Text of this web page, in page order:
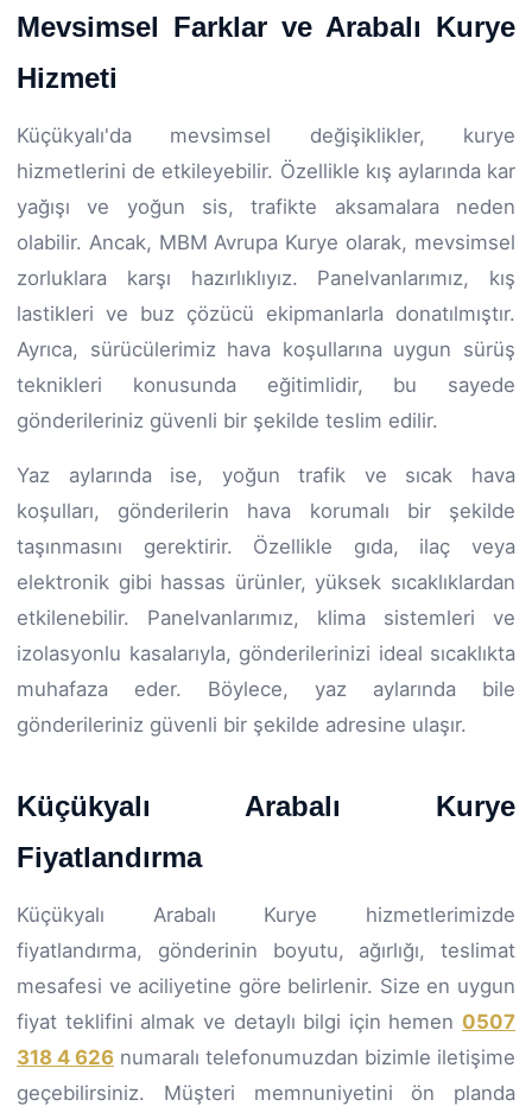
Mevsimsel Farklar ve Arabalı Kurye
Hizmeti
Küçükyalı'da mevsimsel değişiklikler, kurye
hizmetlerini de etkileyebilir. Özellikle kış aylarında kar
yağışı ve yoğun sis, trafikte aksamalara neden
olabilir. Ancak, MBM Avrupa Kurye olarak, mevsimsel
zorluklara karşı hazırlıklıyız. Panelvanlarımız, kış
lastikleri ve buz çözücü ekipmanlarla donatılmıştır.
Ayrıca, sürücülerimiz hava koşullarına uygun sürüş
teknikleri konusunda eğitimlidir, bu sayede
gönderileriniz güvenli bir şekilde teslim edilir.
Yaz aylarında ise, yoğun trafik ve sıcak hava
koşulları, gönderilerin hava korumalı bir şekilde
taşınmasını gerektirir. Özellikle gıda, ilaç veya
elektronik gibi hassas ürünler, yüksek sıcaklıklardan
etkilenebilir. Panelvanlarımız, klima sistemleri ve
izolasyonlu kasalarıyla, gönderilerinizi ideal sıcaklıkta
muhafaza eder. Böylece, yaz aylarında bile
gönderileriniz güvenli bir şekilde adresine ulaşır.
Küçükyalı Arabalı Kurye
Fiyatlandırma
Küçükyalı Arabalı Kurye hizmetlerimizde
fiyatlandırma, gönderinin boyutu, ağırlığı, teslimat
mesafesi ve aciliyetine göre belirlenir. Size en uygun
fiyat teklifini almak ve detaylı bilgi için hemen 0507
318 4 626 numaralı telefonumuzdan bizimle iletişime
geçebilirsiniz. Müşteri memnuniyetini ön planda